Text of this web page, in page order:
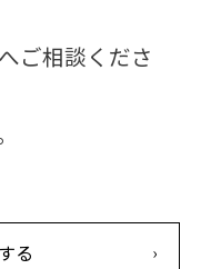
ご相談くださ
る ›